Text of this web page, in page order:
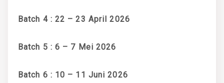
Batch 4 : 22 – 23 April 2026
Batch 5 : 6 – 7 Mei 2026
Batch 6 : 10 – 11 Juni 2026